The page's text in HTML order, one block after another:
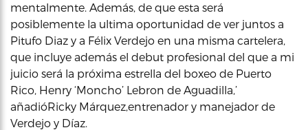
mentalmente. Además, de que esta será
posiblemente la ultima oportunidad de ver juntos a
Pitufo Diaz y a Félix Verdejo en una misma cartelera,
que incluye además el debut profesional del que a mi
juicio será la próxima estrella del boxeo de Puerto
Rico, Henry ‘Moncho’ Lebron de Aguadilla,’
añadióRicky Márquez,entrenador y manejador de
Verdejo y Díaz.